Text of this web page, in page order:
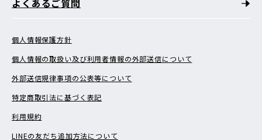
よくあるご質問
個人情報保護方針
個人情報の取扱い及び利用者情報の外部送信について
外部送信規律事項の公表等について
特定商取引法に基づく表記
利用規約
LINEの友だち追加方法について